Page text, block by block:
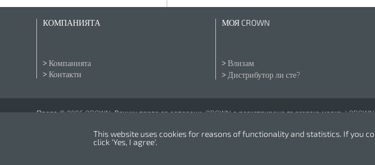
КОМПАНИЯТА
Компанията
Контакти
МОЯ CROWN
Влизам
Дистрибутор ли сте?
Права © 2025 CROWN. Всички права са запазени. CROWN е регистрирана търговска марка. |
nopCommerce
This website uses cookies for reasons of functionality and statistics. If you
click 'Yes, I agree'.